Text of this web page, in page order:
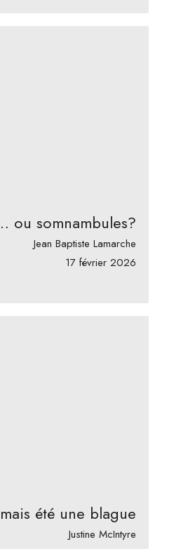
ou somnambules?
Jean Baptiste Lamarche
17 février 2026
été une blague
Justine McIntyre